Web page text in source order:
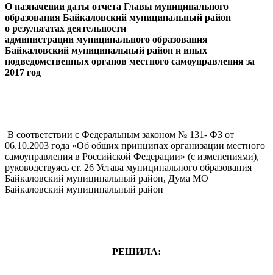
О назначении даты отчета Главы муниципального
образования Байкаловский муниципальный район
о результатах деятельности
администрации муниципального образования
Байкаловский муниципальный район и иных
подведомственных органов местного самоуправления за
2017 год
В соответствии с Федеральным законом № 131- ФЗ от
06.10.2003 года «Об общих принципах организации местного
самоуправления в Российской Федерации» (с изменениями),
руководствуясь ст. 26 Устава муниципального образования
Байкаловский муниципальный район, Дума МО
Байкаловский муниципальный район
РЕШИЛА: